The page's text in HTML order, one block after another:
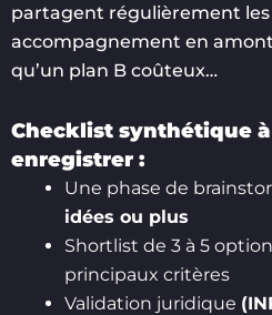
partagent régulièrement les
accompagnement en
qu’un plan B coûteux…
Checklist synthétique
enregistrer :
Une phase de
idées ou plus
Shortlist de 3 à 5
principaux critères
Validation juridique